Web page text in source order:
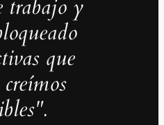
trabajo y
que